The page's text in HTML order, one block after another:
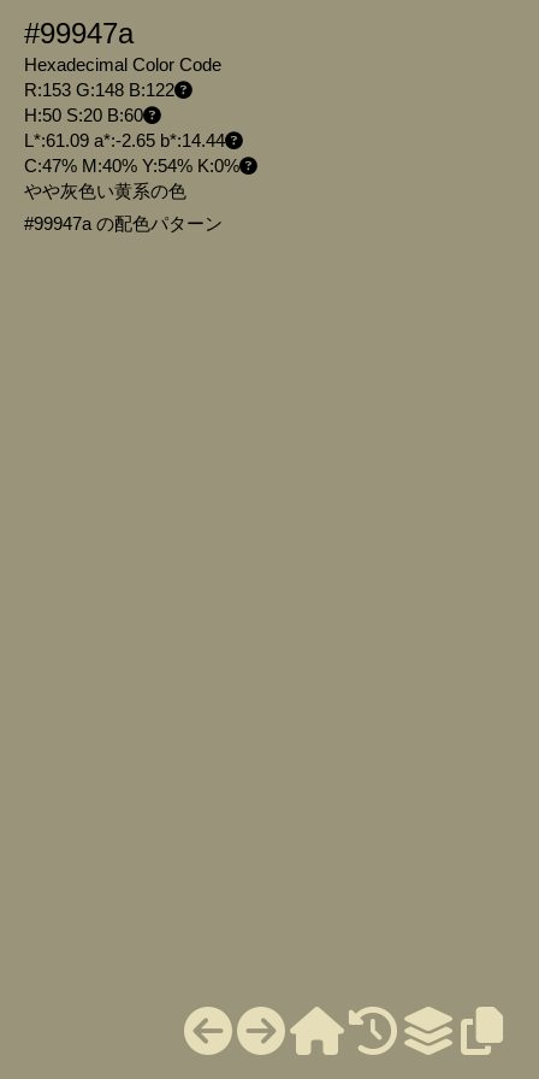
#99947a
Hexadecimal Color Code
R:153 G:148 B:122
H:50 S:20 B:60
L*:61.09 a*:-2.65 b*:14.44
C:47% M:40% Y:54% K:0%
やや灰色い黄系の色
#99947a の配色パターン